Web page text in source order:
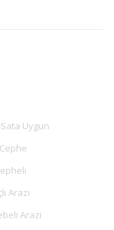
Uygun
Arazi
Arazi